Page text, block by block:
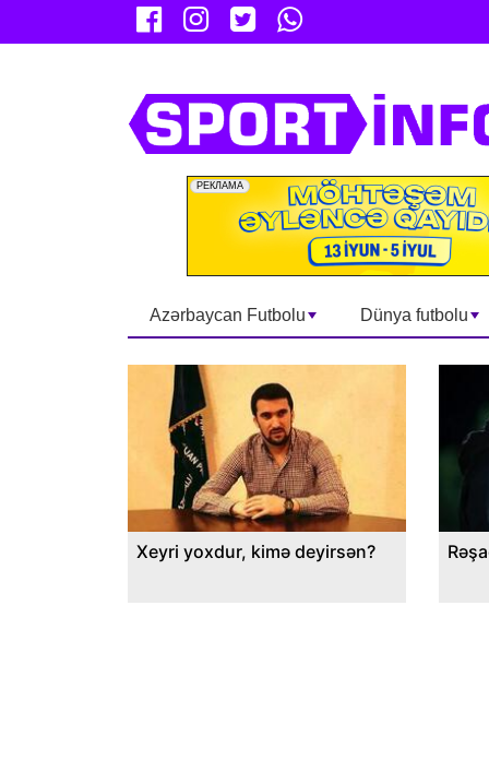
Azərbaycan Futbolu Dünya futbolu
Xeyri yoxdur, kimə deyirsən?